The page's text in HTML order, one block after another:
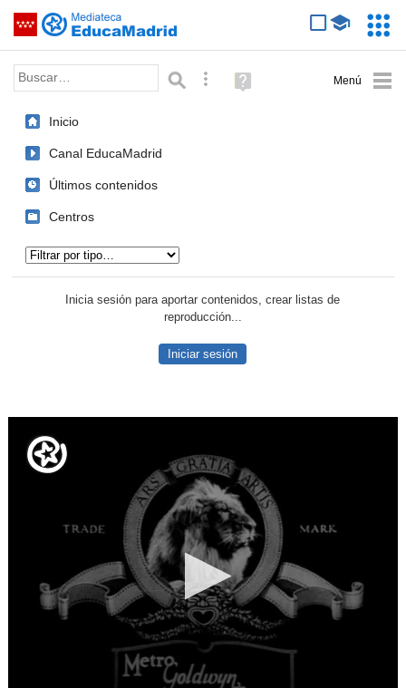
Saltar navegación
Palabra o frase: Búsqueda avanzada
Ayuda
(en
Inicio
Canal EducaMadrid
Últimos contenidos
Centros
Inicia sesión para aportar contenidos, crear listas de
reproducción...
Iniciar sesión